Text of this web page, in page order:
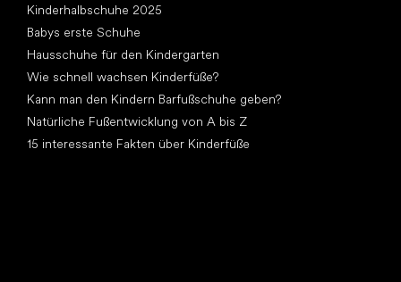
Kinderhalbschuhe 2025
Babys erste Schuhe
Hausschuhe für den Kindergarten
Wie schnell wachsen Kinderfüße?
Kann man den Kindern Barfußschuhe geben?
Natürliche Fußentwicklung von A bis Z
15 interessante Fakten über Kinderfüße